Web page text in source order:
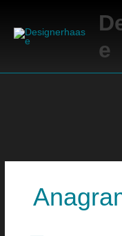
springen
e